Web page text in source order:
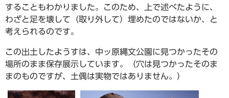
することもわかりました。このため、上で述べたように、
わざと足を壊して（取り外して）埋めたのではないか、と
考えられるのです。
この出土したようすは、中ッ原縄文公園に見つかったその
場所のまま保存展示しています。（穴は見つかったそのま
まのものですが、土偶は実物ではありません。）